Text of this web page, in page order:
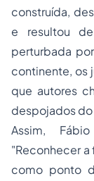
construída,
e resultou
perturbada
continente, os
que autores
despojados
Assim,
"Reconhecer
como ponto